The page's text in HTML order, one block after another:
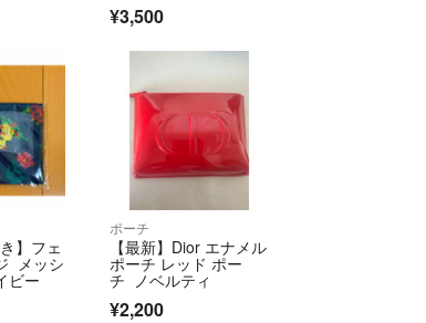
す
¥3,500
】フェ
メッシ
ビー
ポーチ
【最新】Dior エナメル
ポーチ レッド ポー
チ ノベルティ
¥2,200